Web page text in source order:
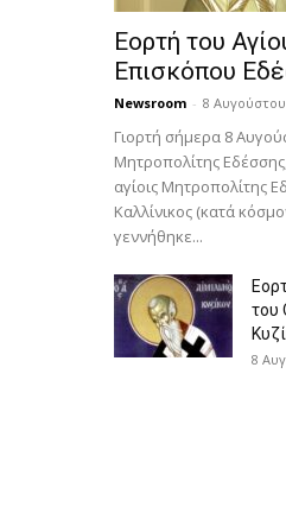
Εορτή του
Επισκόπου
Newsroom - 8
Γιορτή σήμερα 8
Μητροπολίτης
αγίοις Μητροπολίτης
Καλλίνικος (κατά
γεννήθηκε...
του
8